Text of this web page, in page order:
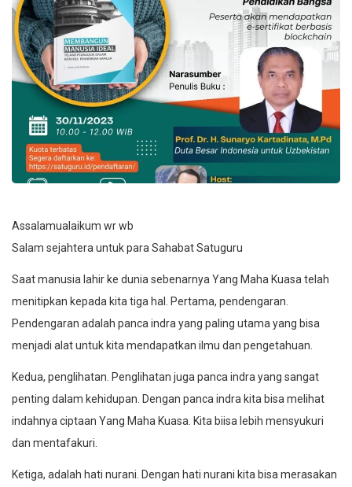
Assalamualaikum wr wb
Salam sejahtera untuk para Sahabat Satuguru
Saat manusia lahir ke dunia sebenarnya Yang Maha Kuasa telah
menitipkan kepada kita tiga hal. Pertama, pendengaran.
Pendengaran adalah panca indra yang paling utama yang bisa
menjadi alat untuk kita mendapatkan ilmu dan pengetahuan.
Kedua, penglihatan. Penglihatan juga panca indra yang sangat
penting dalam kehidupan. Dengan panca indra kita bisa melihat
indahnya ciptaan Yang Maha Kuasa. Kita biisa lebih mensyukuri
dan mentafakuri.
Ketiga, adalah hati nurani. Dengan hati nurani kita bisa merasakan